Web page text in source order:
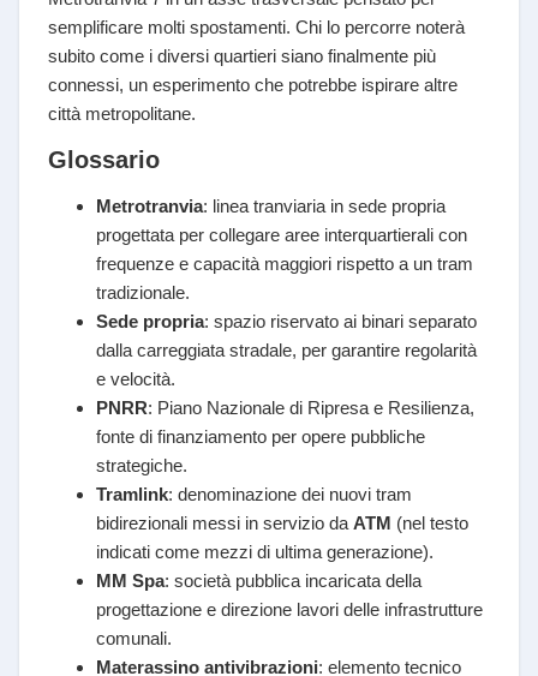
semplificare molti spostamenti. Chi lo percorre noterà
subito come i diversi quartieri siano finalmente più
connessi, un esperimento che potrebbe ispirare altre
città metropolitane.
Glossario
Metrotranvia: linea tranviaria in sede propria
progettata per collegare aree interquartierali con
frequenze e capacità maggiori rispetto a un tram
tradizionale.
Sede propria: spazio riservato ai binari separato
dalla carreggiata stradale, per garantire regolarità
e velocità.
PNRR: Piano Nazionale di Ripresa e Resilienza,
fonte di finanziamento per opere pubbliche
strategiche.
Tramlink: denominazione dei nuovi tram
bidirezionali messi in servizio da ATM (nel testo
indicati come mezzi di ultima generazione).
MM Spa: società pubblica incaricata della
progettazione e direzione lavori delle infrastrutture
comunali.
Materassino antivibrazioni: elemento tecnico